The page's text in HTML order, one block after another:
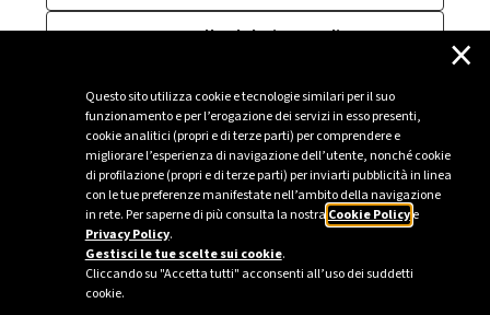
Questo sito utilizza cookie e tecnologie similari per il suo
funzionamento e per l’erogazione dei servizi in esso presenti,
cookie analitici (propri e di terze parti) per comprendere e
migliorare l’esperienza di navigazione dell’utente, nonché cookie
di profilazione (propri e di terze parti) per inviarti pubblicità in linea
con le tue preferenze manifestate nell’ambito della navigazione
in rete. Per saperne di più consulta la nostra Cookie Policye
Privacy Policy.
Gestisci le tue scelte sui cookie.
Cliccando su "Accetta tutti" acconsenti all’uso dei suddetti
cookie.
×
Cappella de' Picenardi
Martignana di Po
Credera Rubbiano
Sei un’azienda o una PA?
Trova la soluzione più giusta per te.